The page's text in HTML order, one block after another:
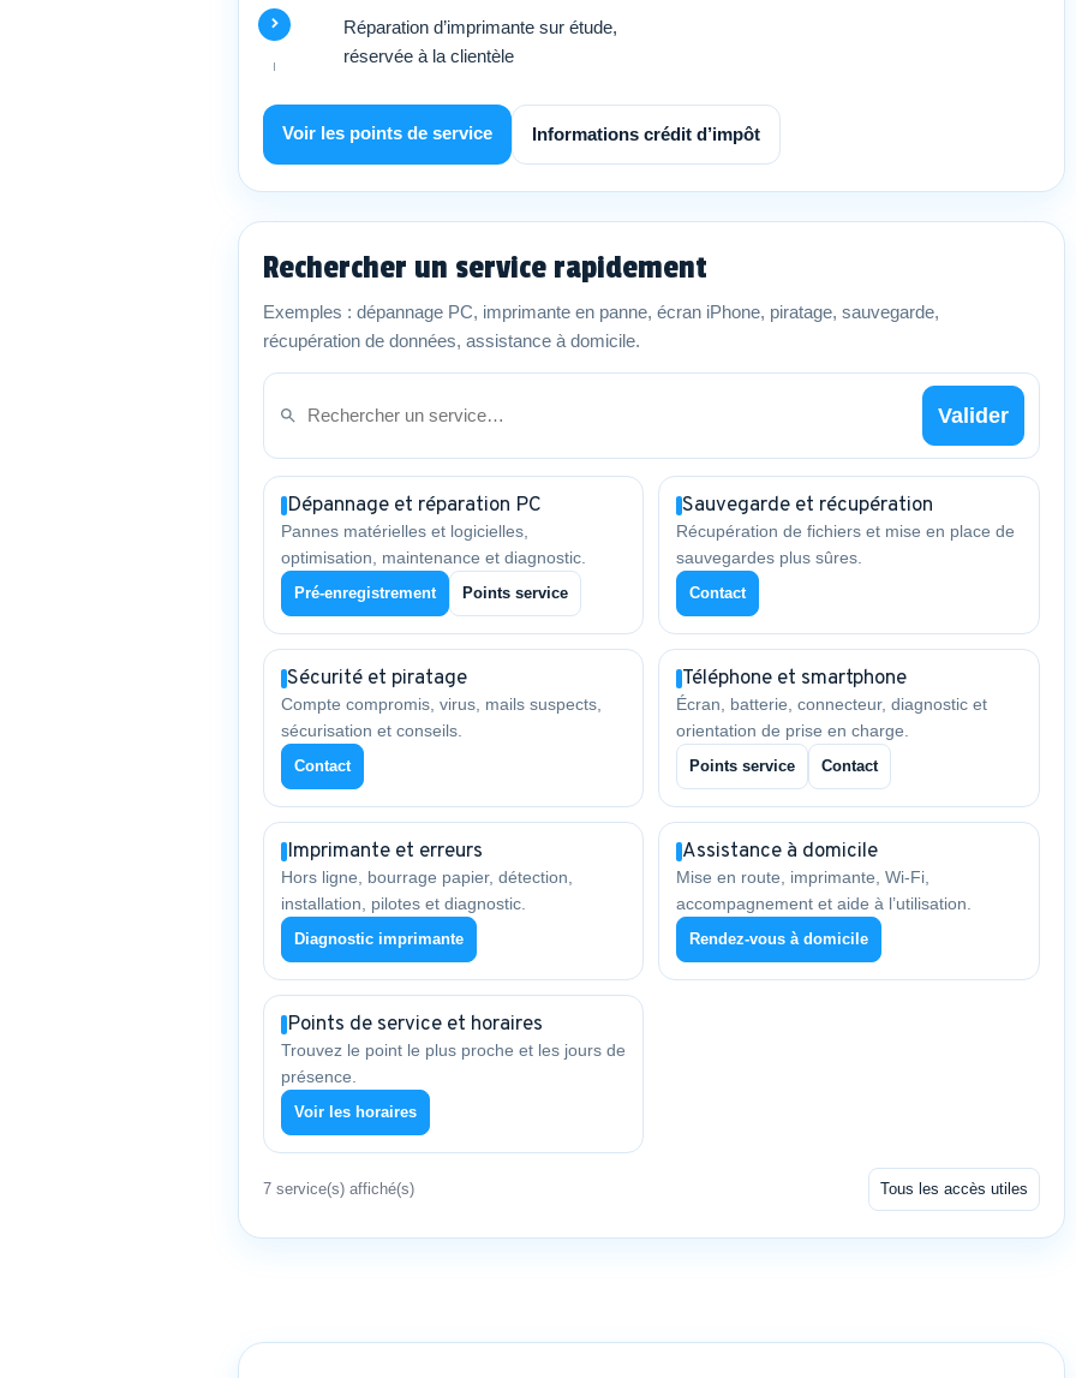
Réparation d’imprimante sur étude,
réservée à la clientèle
Voir les points de service Informations crédit d’impôt
Rechercher un service rapidement
Exemples : dépannage PC, imprimante en panne, écran iPhone, piratage, sauvegarde,
récupération de données, assistance à domicile.
Valider
Dépannage et réparation PC
Pannes matérielles et logicielles,
optimisation, maintenance et diagnostic.
Pré-enregistrement Points service
Sauvegarde et récupération
Récupération de fichiers et mise en place de
sauvegardes plus sûres.
Contact
Sécurité et piratage
Compte compromis, virus, mails suspects,
sécurisation et conseils.
Contact
Téléphone et smartphone
Écran, batterie, connecteur, diagnostic et
orientation de prise en charge.
Points service Contact
Imprimante et erreurs
Hors ligne, bourrage papier, détection,
installation, pilotes et diagnostic.
Diagnostic imprimante
Assistance à domicile
Mise en route, imprimante, Wi-Fi,
accompagnement et aide à l’utilisation.
Rendez-vous à domicile
Points de service et horaires
Trouvez le point le plus proche et les jours de
présence.
Voir les horaires
7 service(s) affiché(s) Tous les accès utiles